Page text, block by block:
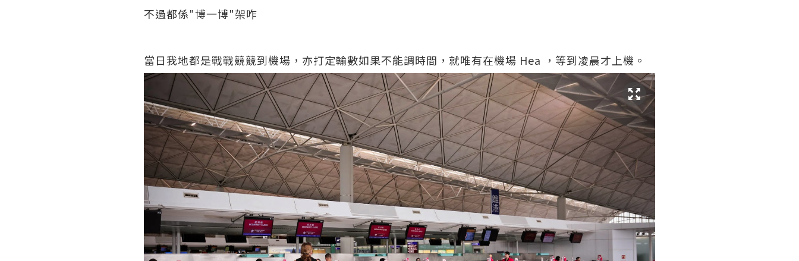
不過都係"博一博"架咋
當日我地都是戰戰競競到機場，亦打定輸數如果不能調時間，就唯有在機場 Hea ，等到凌晨才上機。